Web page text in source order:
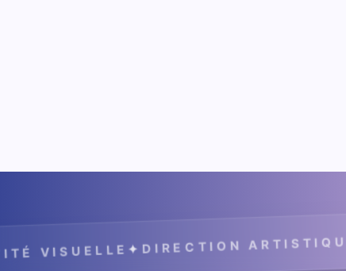
ARTISTIQUE ✦ WEB DESIGN✦